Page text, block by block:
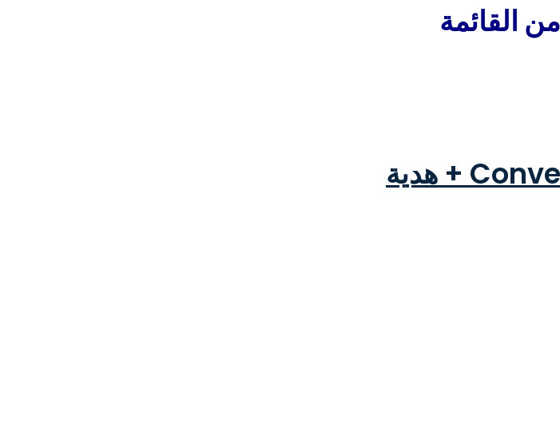
القائمة
1- إنشاء قائمة بريدية من الصفر على Convertkit + هدية